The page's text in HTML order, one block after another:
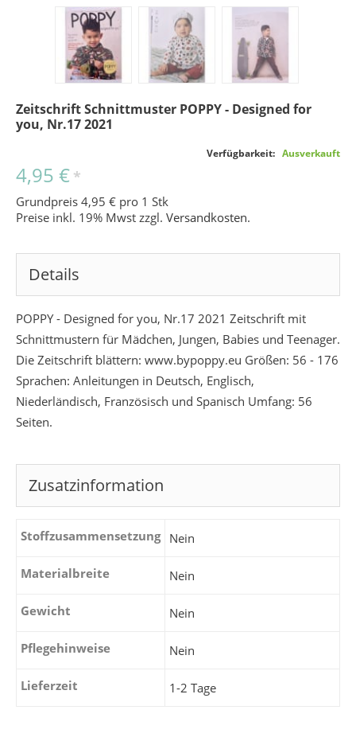
Zeitschrift Schnittmuster POPPY - Designed for
you, Nr.17 2021
Verfügbarkeit: Ausverkauft
4,95 € *
Grundpreis 4,95 € pro 1 Stk
Preise inkl. 19% Mwst zzgl. Versandkosten.
Details
POPPY - Designed for you, Nr.17 2021 Zeitschrift mit
Schnittmustern für Mädchen, Jungen, Babies und Teenager.
Die Zeitschrift blättern: www.bypoppy.eu Größen: 56 - 176
Sprachen: Anleitungen in Deutsch, Englisch,
Niederländisch, Französisch und Spanisch Umfang: 56
Seiten.
Zusatzinformation
Stoffzusammensetzung Nein
Materialbreite Nein
Gewicht Nein
Pflegehinweise Nein
Lieferzeit 1-2 Tage